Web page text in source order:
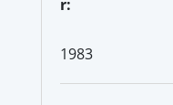
r:
1983